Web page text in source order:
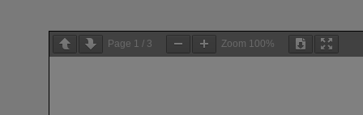
Page 1 / 3 Zoom 100%